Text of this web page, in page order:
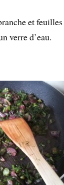
et
verre d’eau.